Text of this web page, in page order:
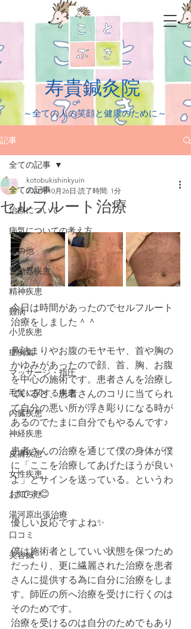
​寿貴鍼灸院
​～全ての人の笑顔と健康のために～
記事
全ての記事
治療について
病気についての考え方
その他
運動器疾患
精神疾患
難病
小児疾患
症例集
マッサージ・指圧
毛髪に関する疾患
内臓疾患
神経疾患
皮膚疾患
女性疾患
お知らせ
湯河原出張治療
口コミ
美容鍼
全ての記事
セルフルート治療
kotobukishinkyuin
2022年10月26日 読了時間: 1分
今日は時間があったのでセルフルート
治療をしました＾＾
鼻詰まりやお腹のモヤモヤ、首や胸の
かゆみがあったので顔、首、胸、お腹
を中心の施術です。患者さんを治療し
ていると、患者さんのコリに当てられ
て自分の悪い所が浮き彫りになる時が
あるのでたまに自分でもやるんです♪
患者さんの治療を通じて僕の身体が僕
に「ここを治療してあげたほうが良い
よ」とサインを送っている。というわ
けです😊
優しい反応ですよね✨
僕は施術者としていい状態を保つため
だったり、更に繊麗された治療を患者
さんに提供する為に自分に治療をしま
す。師匠の所へ治療を受けに行くのは
そのためです。
治療を受けるのは自分のためでもあり